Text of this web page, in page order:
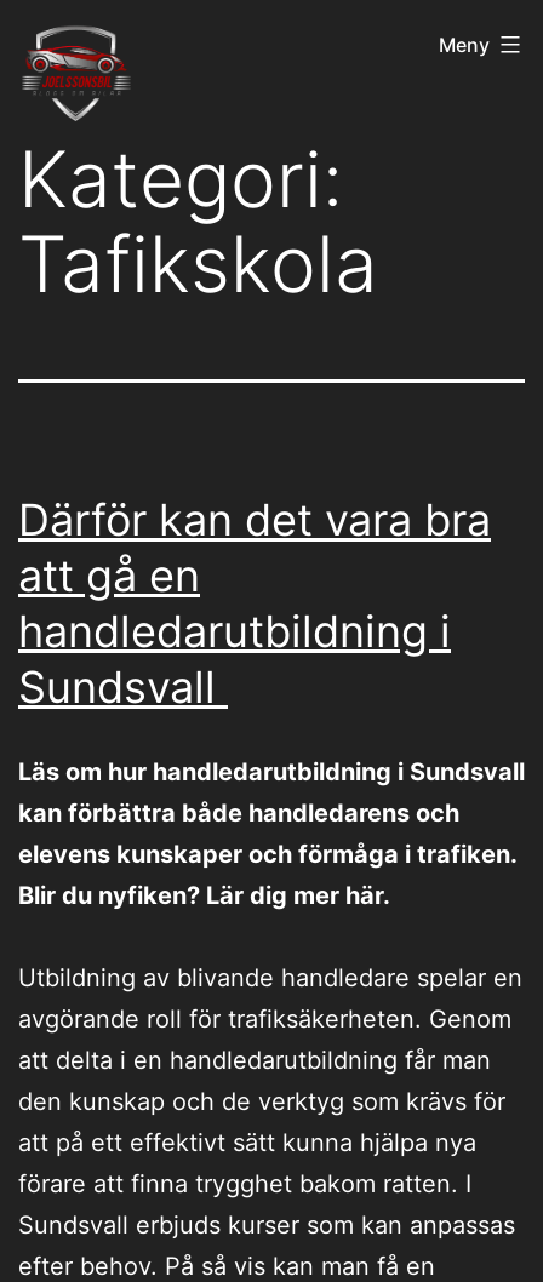
Hoppa
innehåll
joelssonsbil.nu Meny
Kategori:
Tafikskola
Därför kan det vara bra
att gå en
handledarutbildning i
Sundsvall
Läs om hur handledarutbildning i Sundsvall
kan förbättra både handledarens och
elevens kunskaper och förmåga i trafiken.
Blir du nyfiken? Lär dig mer här.
Utbildning av blivande handledare spelar en
avgörande roll för trafiksäkerheten. Genom
att delta i en handledarutbildning får man
den kunskap och de verktyg som krävs för
att på ett effektivt sätt kunna hjälpa nya
förare att finna trygghet bakom ratten. I
Sundsvall erbjuds kurser som kan anpassas
efter behov. På så vis kan man få en